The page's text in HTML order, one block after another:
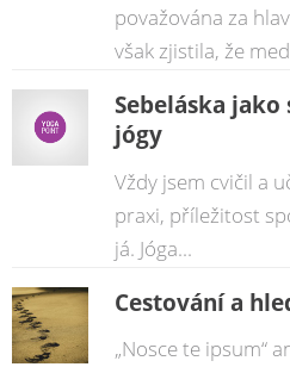
považována za
však zjistila, že
Sebeláska
jógy
Vždy jsem cvičil a
praxi, příležitost
já. Jóga...
Cestování a
„Nosce te ipsum“